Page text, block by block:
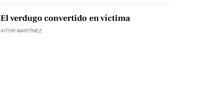
El verdugo convertido en víctima
AITOR MARTÍNEZ